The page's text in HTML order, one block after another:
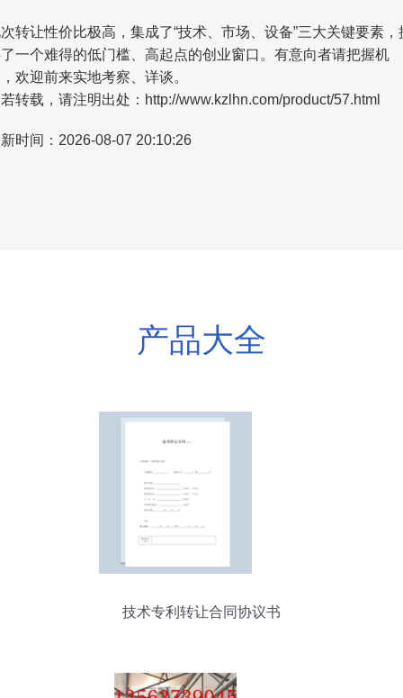
转让性价比极高，集成了“技术、市场、设备”三大关键要素，
一个难得的低门槛、高起点的创业窗口。有意向者请把握机
欢迎前来实地考察、详谈。
转载，请注明出处：http://www.kzlhn.com/product/57.html
时间：2026-08-07 20:10:26
产品大全
技术专利转让合同协议书